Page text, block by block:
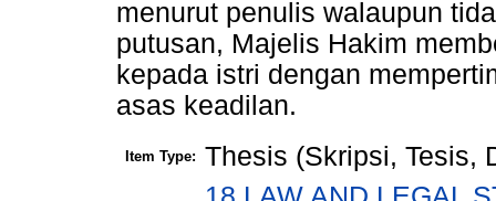
menurut penulis walaupun
putusan, Majelis Hakim
kepada istri dengan
asas keadilan.
Item Type: Thesis (Skripsi, Tesis,